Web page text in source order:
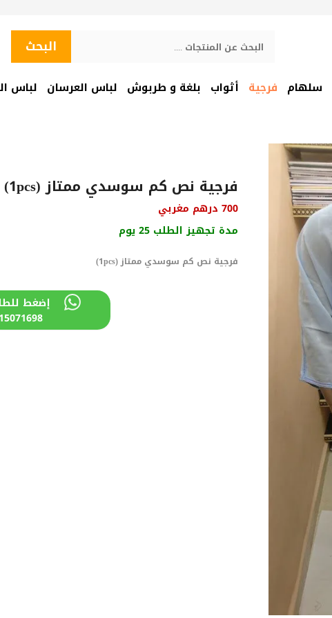
البحث
سلهام فرجية أثواب بلغة و طربوش لباس العرسان لباس
فرجية نص كم سوسدي ممتاز (1pcs)
700 درهم مغربي
مدة تجهيز الطلب 25 يوم
فرجية نص كم سوسدي ممتاز (1pcs)
إضغط